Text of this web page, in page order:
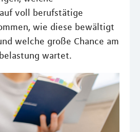
voll berufstätige
wie diese bewältigt
welche große Chance am
wartet.